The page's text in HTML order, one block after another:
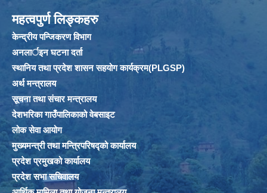
महत्वपुर्ण लिङ्कहरु
केन्द्रीय पन्जिकरण विभाग
अनलार्इन घटना दर्ता
स्थानिय तथा प्रदेश शासन सहयोग कार्यक्रम(PLGSP)
अर्थ मन्त्रालय
सूचना तथा संचार मन्त्रालय
देशभरिका गाउँपालिकाको वेबसाइट
लोक सेवा आयोग
मुख्यमन्त्री तथा मन्त्रिपरिषद्को कार्यालय
प्रदेश प्रमुखको कार्यालय
प्रदेश सभा सचिवालय